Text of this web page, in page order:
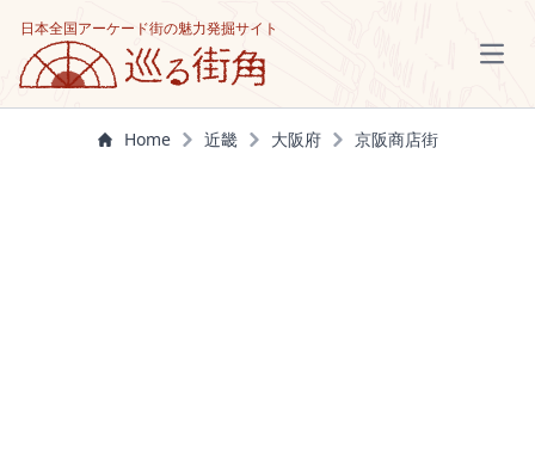
日本全国アーケード街の魅力発掘サイト
Home 近畿 大阪府 京阪商店街